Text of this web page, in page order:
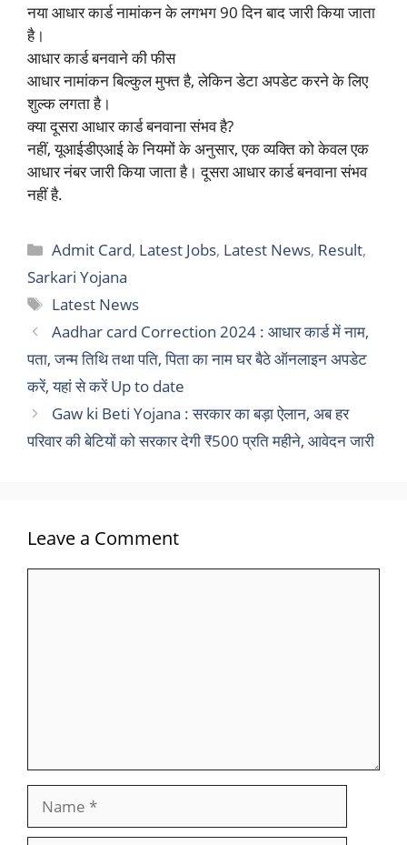
नया आधार कार्ड नामांकन के लगभग 90 दिन बाद जारी किया जाता
है।
आधार कार्ड बनवाने की फीस
आधार नामांकन बिल्कुल मुफ्त है, लेकिन डेटा अपडेट करने के लिए
शुल्क लगता है।
क्या दूसरा आधार कार्ड बनवाना संभव है?
नहीं, यूआईडीएआई के नियमों के अनुसार, एक व्यक्ति को केवल एक
आधार नंबर जारी किया जाता है। दूसरा आधार कार्ड बनवाना संभव
नहीं है.
Categories
Admit Card, Latest Jobs, Latest News, Result,
Sarkari Yojana
Tags
Latest News
Aadhar card Correction 2024 : आधार कार्ड में नाम,
पता, जन्म तिथि तथा पति, पिता का नाम घर बैठे ऑनलाइन अपडेट
करें, यहां से करें Up to date
Gaw ki Beti Yojana : सरकार का बड़ा ऐलान, अब हर
परिवार की बेटियों को सरकार देगी ₹500 प्रति महीने, आवेदन जारी
Leave a Comment